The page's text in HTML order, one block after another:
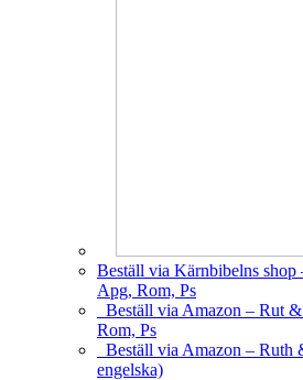
Beställ via Kärnbibelns
Apg, Rom, Ps
Beställ via Amazon – Rut
Rom, Ps
Beställ via Amazon – Ruth
engelska)